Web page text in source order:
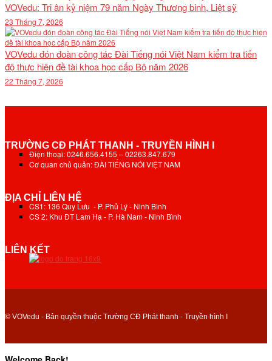
VOVedu: Tri ân kỷ niệm 79 năm Ngày Thương binh, Liệt sỹ
23 Tháng 7, 2026
VOVedu đón đoàn công tác Đài Tiếng nói Việt Nam kiểm tra tiến
độ thực hiện đề tài khoa học cấp Bộ năm 2026
22 Tháng 7, 2026
TRƯỜNG CĐ PHÁT THANH - TRUYỀN HÌNH I
Điện thoại: 0246.656.4155 – 02263.847.679
Cơ quan chủ quản: ĐÀI TIẾNG NÓI VIỆT NAM
ĐỊA CHỈ LIÊN HỆ
CS1: 136 Quy Lưu - P. Phủ Lý - Ninh Bình
CS 2: Khu ĐT Lam Hạ - P. Hà Nam - Ninh Bình
LIÊN KẾT
© VOVedu - Bản quyền thuộc Trường CĐ Phát thanh - Truyền hình I